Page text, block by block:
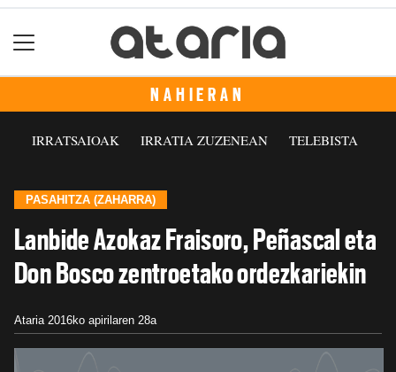
NAHIERAN
IRRATSAIOAK IRRATIA ZUZENEAN TELEBISTA
PASAHITZA (ZAHARRA)
Lanbide Azokaz Fraisoro, Peñascal eta
Don Bosco zentroetako ordezkariekin
Ataria 2016ko apirilaren 28a